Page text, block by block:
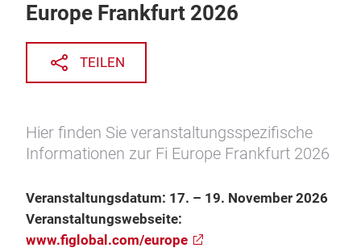
Europe Frankfurt 2026
TEILEN
Hier finden Sie veranstaltungsspezifische
Informationen zur Fi Europe Frankfurt 2026
Veranstaltungsdatum: 17. – 19. November 2026
Veranstaltungswebseite:
www.figlobal.com/europe